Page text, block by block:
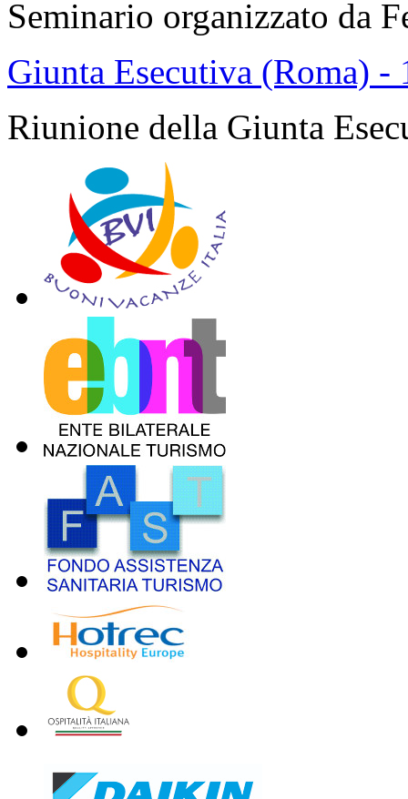
Seminario organizzato da
Giunta Esecutiva (Roma) -
Riunione della Giunta